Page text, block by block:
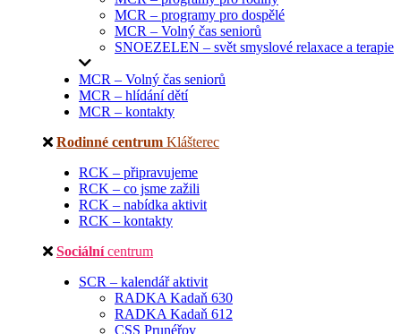
MCR – programy pro dospělé
MCR – Volný čas seniorů
SNOEZELEN – svět smyslové relaxace a terapie
MCR – Volný čas seniorů
MCR – hlídání dětí
MCR – kontakty
Rodinné centrum Klášterec
RCK – připravujeme
RCK – co jsme zažili
RCK – nabídka aktivit
RCK – kontakty
Sociální centrum
SCR – kalendář aktivit
RADKA Kadaň 630
RADKA Kadaň 612
CSS Prunéřov